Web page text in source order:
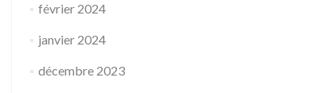
février 2024
janvier 2024
décembre 2023